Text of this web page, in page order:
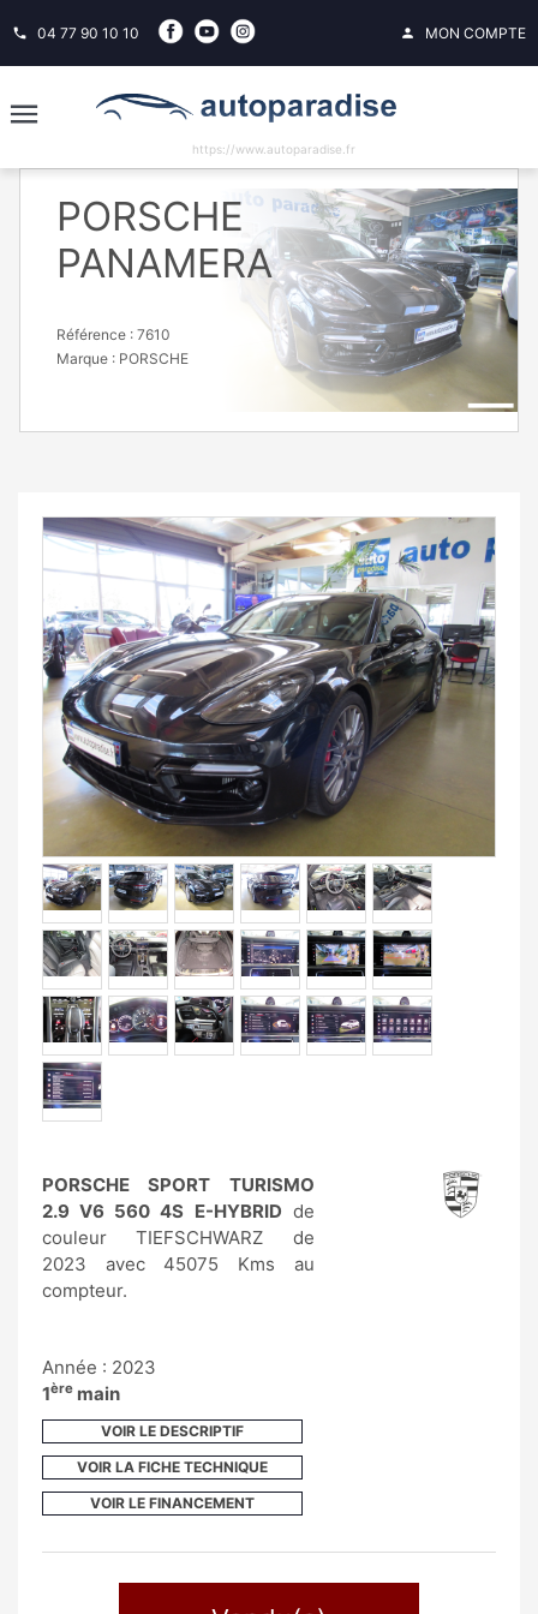
phone 04 77 90 10 10 person MON COMPTE
https://www.autoparadise.fr
PORSCHE
PANAMERA
Référence : 7610
Marque : PORSCHE
PORSCHE SPORT TURISMO
2.9 V6 560 4S E-HYBRID de
couleur TIEFSCHWARZ de
2023 avec 45075 Kms au
compteur.
Année : 2023
1ère main
VOIR LE DESCRIPTIF
VOIR LA FICHE TECHNIQUE
VOIR LE FINANCEMENT